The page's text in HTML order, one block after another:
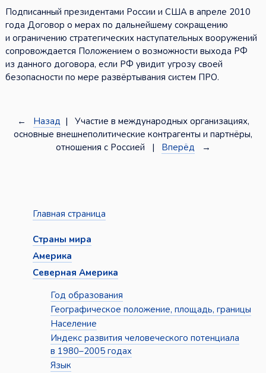
Подписанный президентами России и США в апреле 2010
года Договор о мерах по дальнейшему сокращению
и ограничению стратегических наступательных вооружений
сопровождается Положением о возможности выхода РФ
из данного договора, если РФ увидит угрозу своей
безопасности по мере развёртывания систем ПРО.
← Назад | Участие в международных организациях,
основные внешнеполитические контрагенты и партнёры,
отношения с Россией | Вперёд →
Главная страница
Страны мира
Америка
Северная Америка
Год образования
Географическое положение, площадь, границы
Население
Индекс развития человеческого потенциала
в 1980–2005 годах
Язык